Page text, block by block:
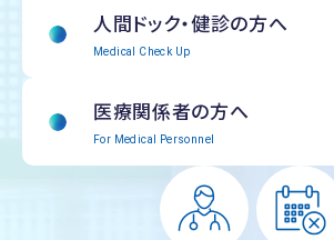
人間ドック・健診の方へ
Medical Check Up
医療関係者の方へ
For Medical Personnel